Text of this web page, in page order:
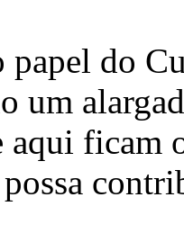
papel do
um
aqui ficam